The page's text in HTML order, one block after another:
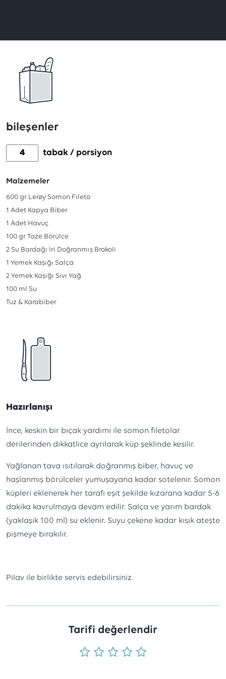
İlk
bileşenler
tabak / porsiyon
Malzemeler
600 gr Lerøy Somon Fileto
1 Adet Kapya Biber
1 Adet Havuç
100 gr Taze Börülce
2 Su Bardağı İri Doğranmış Brokoli
1 Yemek Kaşığı Salça
2 Yemek Kaşığı Sıvı Yağ
100 ml Su
Tuz & Karabiber
Hazırlanışı
İnce, keskin bir bıçak yardımı ile somon filetolar
derilerinden dikkatlice ayrılarak küp şeklinde kesilir.
Yağlanan tava ısıtılarak doğranmış biber, havuç ve
haşlanmış börülceler yumuşayana kadar sotelenir. Somon
küpleri eklenerek her tarafı eşit şekilde kızarana kadar 5-6
dakika kavrulmaya devam edilir. Salça ve yarım bardak
(yaklaşık 100 ml) su eklenir. Suyu çekene kadar kısık ateşte
pişmeye bırakılır.
Pilav ile birlikte servis edebilirsiniz.
Tarifi değerlendir